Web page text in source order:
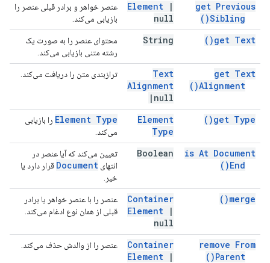
get Previous
Sibling(
)
Element
|
null
عنصر خواهر و برادر قبلی عنصر را
بازیابی می‌کند.
get Text(
)
String
محتوای عنصر را به صورت یک
رشته متنی بازیابی می‌کند.
get Text
Alignment(
)
Text
Alignment
| null
ترازبندی متن را دریافت می‌کند.
get Type(
)
Element
Type
Element Type را بازیابی
می‌کند.
is At Document
End(
)
Boolean
تعیین می‌کند که آیا عنصر در
انتهای Document قرار دارد یا
خیر.
merge(
)
Container
Element
|
null
عنصر را با عنصر خواهر یا برادر
قبلی از همان نوع ادغام می‌کند.
remove From
Parent(
)
Container
Element
|
عنصر را از والدش حذف می‌کند.